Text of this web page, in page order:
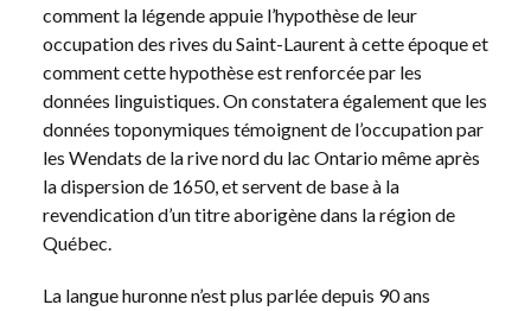
comment la légende appuie l’hypothèse de leur
occupation des rives du Saint-Laurent à cette époque et
comment cette hypothèse est renforcée par les
données linguistiques. On constatera également que les
données toponymiques témoignent de l’occupation par
les Wendats de la rive nord du lac Ontario même après
la dispersion de 1650, et servent de base à la
revendication d’un titre aborigène dans la région de
Québec.
La langue huronne n’est plus parlée depuis 90 ans